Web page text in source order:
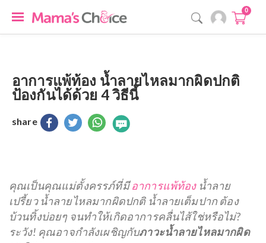
0
อาการแพ้ท้อง น้ำลายไหลมากผิดปกติ
ป้องกันได้ด้วย 4 วิธีนี้
share
คุณเป็นคุณแม่ตั้งครรภ์ที่มีอาการแพ้ท้องน้ำลาย
เปรี้ยว น้ำลายไหลมากผิดปกติ น้ำลายเต็มปาก ต้อง
บ้วนทิ้งบ่อยๆ จนทำให้เกิดอาการคลื่นไส้ใช่หรือไม่?
ระวัง! คุณอาจกำลังเผชิญกับภาวะน้ำลายไหลมากผิด